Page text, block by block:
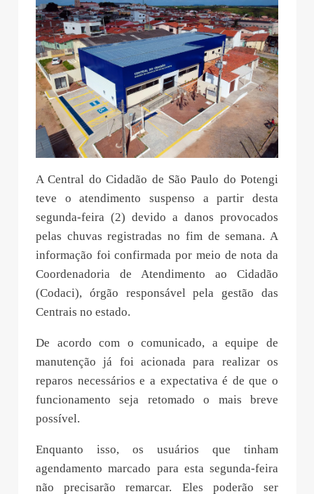
A Central do Cidadão de São Paulo do Potengi
teve o atendimento suspenso a partir desta
segunda-feira (2) devido a danos provocados
pelas chuvas registradas no fim de semana. A
informação foi confirmada por meio de nota da
Coordenadoria de Atendimento ao Cidadão
(Codaci), órgão responsável pela gestão das
Centrais no estado.
De acordo com o comunicado, a equipe de
manutenção já foi acionada para realizar os
reparos necessários e a expectativa é de que o
funcionamento seja retomado o mais breve
possível.
Enquanto isso, os usuários que tinham
agendamento marcado para esta segunda-feira
não precisarão remarcar. Eles poderão ser